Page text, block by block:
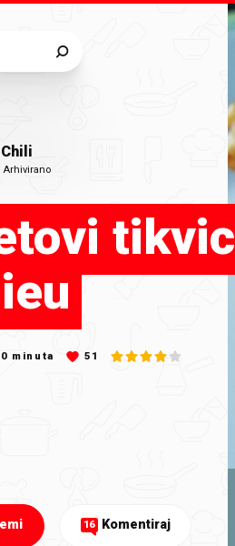
Arhivirano
minuta 51
16 Komentiraj